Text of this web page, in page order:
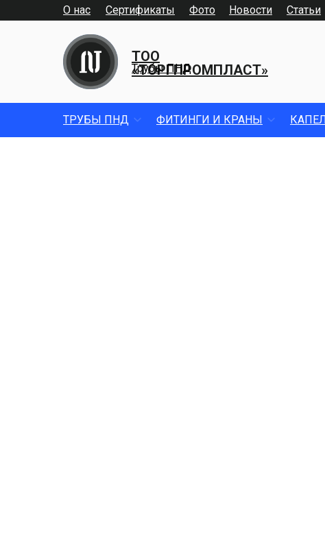
О нас Фото
Сертификаты Новости Статьи
ТОО
«ТОРГПРОМПЛАСТ»
Трубы ПНД
ТРУБЫ ПНД ФИТИНГИ И КРАНЫ